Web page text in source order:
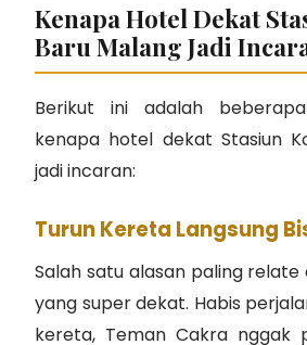
Kenapa Hotel Dekat
Baru Malang Jadi
Berikut ini adalah
kenapa hotel dekat Stasiun
jadi incaran:
Turun Kereta Langsung
Salah satu alasan paling
yang super dekat. Habis
kereta, Teman Cakra nggak